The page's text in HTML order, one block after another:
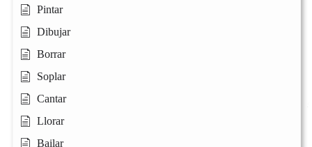
Pintar
Dibujar
Borrar
Soplar
Cantar
Llorar
Bailar